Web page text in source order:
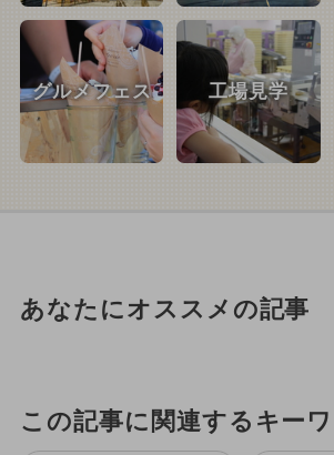
グルメフェス 工場見学
あなたにオススメの記事
この記事に関連するキー